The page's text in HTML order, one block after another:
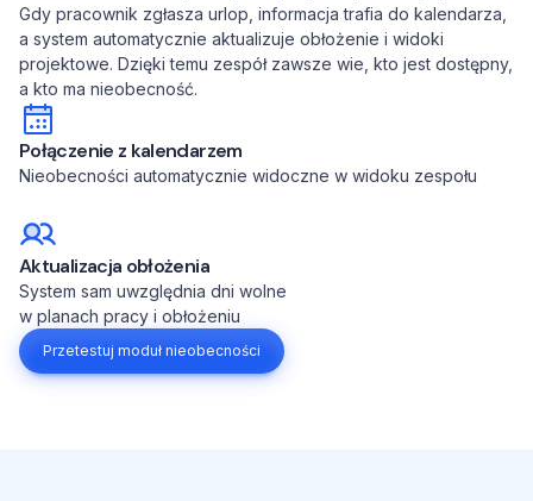
Gdy pracownik zgłasza urlop, informacja trafia do kalendarza,
a system automatycznie aktualizuje obłożenie i widoki
projektowe. Dzięki temu zespół zawsze wie, kto jest dostępny,
a kto ma nieobecność.
Połączenie z kalendarzem
Nieobecności automatycznie widoczne w widoku zespołu
Aktualizacja obłożenia
System sam uwzględnia dni wolne
w planach pracy i obłożeniu
Przetestuj moduł nieobecności